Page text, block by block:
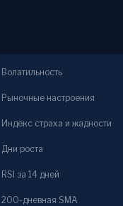
Волатильность
Рыночные настроения
Индекс страха и жадности
Дни роста
RSI за 14 дней
200-дневная SMA